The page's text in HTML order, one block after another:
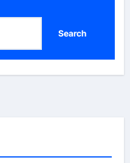
Search